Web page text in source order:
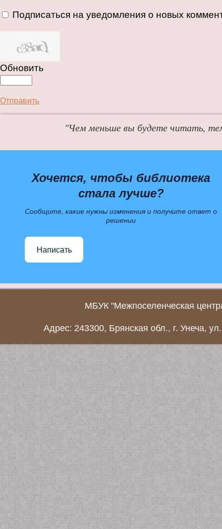
Подписаться на уведомления о новых
Обновить
Отправить
"Чем меньше вы будете читать,
Хочется, чтобы библиотека
стала лучше?
Сообщите, какие нужны изменения и получите ответ о
решении
Написать
МБУК "Межпоселенческая
Адрес: 243300, Брянская обл., г. Унеча,